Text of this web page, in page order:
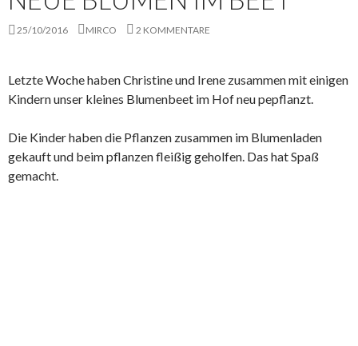
25/10/2016 MIRCO 2 KOMMENTARE
Letzte Woche haben Christine und Irene zusammen mit einigen
Kindern unser kleines Blumenbeet im Hof neu pepflanzt.
Die Kinder haben die Pflanzen zusammen im Blumenladen
gekauft und beim pflanzen fleißig geholfen. Das hat Spaß
gemacht.